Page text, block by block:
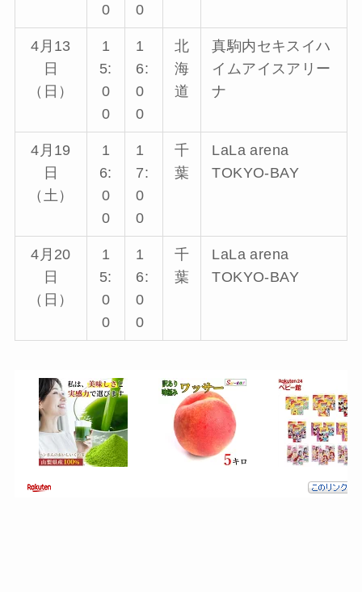
0
0
4月13
日
（日）
1
5:
0
0
1
6:
0
0
北
海
道
真駒内セキスイハ
イムアイスアリー
ナ
4月19
日
（土）
1
6:
0
0
1
7:
0
0
千
葉
LaLa arena
TOKYO-BAY
4月20
日
（日）
1
5:
0
0
1
6:
0
0
千
葉
LaLa arena
TOKYO-BAY